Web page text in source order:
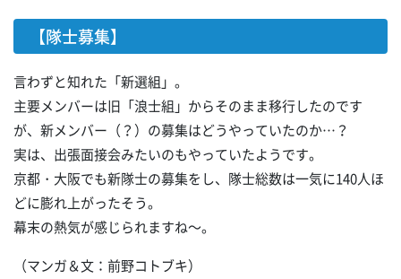
【隊士募集】
言わずと知れた「新選組」。
主要メンバーは旧「浪士組」からそのまま移行したのです
が、新メンバー（？）の募集はどうやっていたのか…？
実は、出張面接会みたいのもやっていたようです。
京都・大阪でも新隊士の募集をし、隊士総数は一気に140人ほ
どに膨れ上がったそう。
幕末の熱気が感じられますね～。
（マンガ＆文：前野コトブキ）